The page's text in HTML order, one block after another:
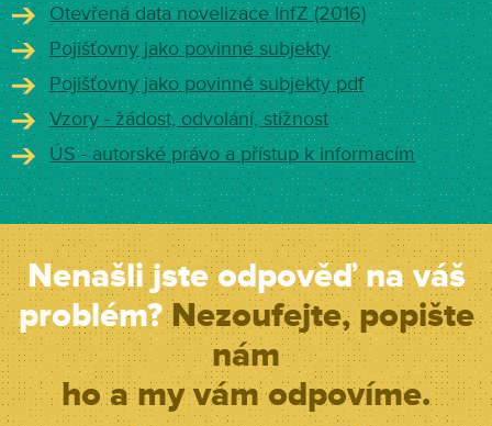
Otevřená data novelizace InfZ (2016)
Pojišťovny jako povinné subjekty
Pojišťovny jako povinné subjekty pdf
Vzory - žádost, odvolání, stížnost
ÚS - autorské právo a přístup k informacím
Nenašli jste odpověď na váš
problém?Nezoufejte, popište
nám
ho a my vám odpovíme.